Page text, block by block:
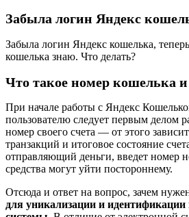
Забыла логин Яндекс
Забыла логин Яндекс кошелька,
кошелька знаю. Что делать?
Что такое номер кошелька
При начале работы с Яндекс
пользователю следует первым делом
номер своего счета — от этого
транзакций и итоговое состояние
отправляющий деньги, введет номер
средства могут уйти постороннему.
Отсюда и ответ на вопрос, зачем
для уникализации и идентификации